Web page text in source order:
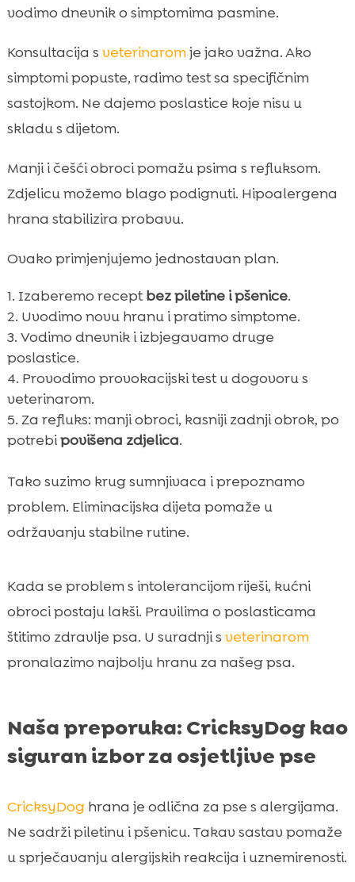
vodimo dnevnik o simptomima pasmine.
Konsultacija s veterinaromje jako važna. Ako
simptomi popuste, radimo test sa specifičnim
sastojkom. Ne dajemo poslastice koje nisu u
skladu s dijetom.
Manji i češći obroci pomažu psima s refluksom.
Zdjelicu možemo blago podignuti. Hipoalergena
hrana stabilizira probavu.
Ovako primjenjujemo jednostavan plan.
Izaberemo receptbez piletine i pšenice.
Uvodimo novu hranu i pratimo simptome.
Vodimo dnevnik i izbjegavamo druge
poslastice.
Provodimo provokacijski test u dogovoru s
veterinarom.
Za refluks: manji obroci, kasniji zadnji obrok, po
potrebipovišena zdjelica.
Tako suzimo krug sumnjivaca i prepoznamo
problem. Eliminacijska dijeta pomaže u
održavanju stabilne rutine.
Kada se problem s intolerancijom riješi, kućni
obroci postaju lakši. Pravilima o poslasticama
štitimo zdravlje psa. U suradnji s veterinarom
pronalazimo najbolju hranu za našeg psa.
Naša preporuka: CricksyDog kao
siguran izbor za osjetljive pse
CricksyDoghrana je odlična za pse s alergijama.
Ne sadrži piletinu i pšenicu. Takav sastav pomaže
u sprječavanju alergijskih reakcija i uznemirenosti.